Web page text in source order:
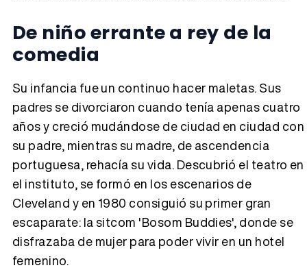
Tráiler 'Do Not Enter' (2026)
De niño errante a rey de la
comedia
Su infancia fue un continuo hacer maletas. Sus
padres se divorciaron cuando tenía apenas cuatro
años y creció mudándose de ciudad en ciudad con
su padre, mientras su madre, de ascendencia
portuguesa, rehacía su vida. Descubrió el teatro en
el instituto, se formó en los escenarios de
Cleveland y en 1980 consiguió su primer gran
escaparate: la sitcom 'Bosom Buddies', donde se
disfrazaba de mujer para poder vivir en un hotel
femenino.